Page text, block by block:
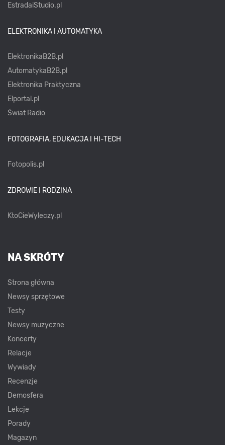
EstradaiStudio.pl
ELEKTRONIKA I AUTOMATYKA
ElektronikaB2B.pl
AutomatykaB2B.pl
Elektronika Praktyczna
Elportal.pl
Świat Radio
FOTOGRAFIA, EDUKACJA I HI-TECH
Fotopolis.pl
ZDROWIE I RODZINA
KtoCieWyleczy.pl
NA SKRÓTY
Strona główna
Newsy sprzętowe
Testy
Newsy muzyczne
Koncerty
Relacje
Wywiady
Recenzje
Demosfera
Lekcje
Porady
Magazyn